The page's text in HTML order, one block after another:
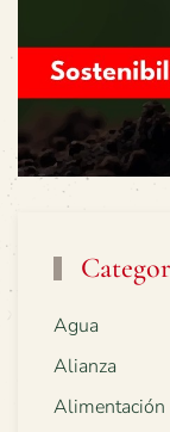
Agua
Alianza
Alimentación